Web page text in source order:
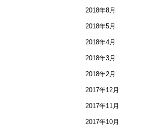
2018年8月
2018年5月
2018年4月
2018年3月
2018年2月
2017年12月
2017年11月
2017年10月